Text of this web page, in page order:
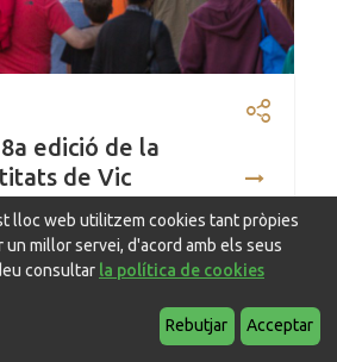
edició de la
de Vic
lloc web utilitzem cookies tant pròpies
millor servei, d'acord amb els seus
consultar la política de cookies
Rebutjar Acceptar